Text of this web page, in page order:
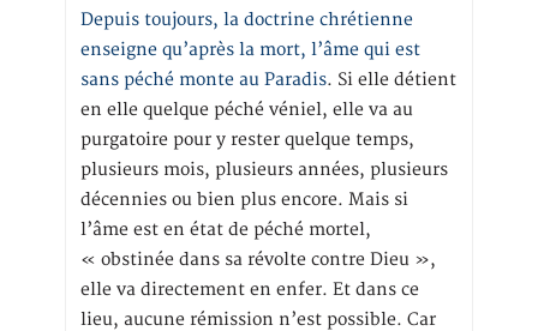
Depuis toujours, la doctrine chrétienne
enseigne qu’après la mort, l’âme qui est
sans péché monte au Paradis. Si elle détient
en elle quelque péché véniel, elle va au
purgatoire pour y rester quelque temps,
plusieurs mois, plusieurs années, plusieurs
décennies ou bien plus encore. Mais si
l’âme est en état de péché mortel,
« obstinée dans sa révolte contre Dieu »,
elle va directement en enfer. Et dans ce
lieu, aucune rémission n’est possible. Car